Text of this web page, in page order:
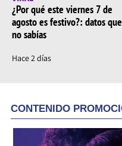
¿Por qué este viernes 7 de
agosto es festivo?: datos que
no sabías
Hace 2 días